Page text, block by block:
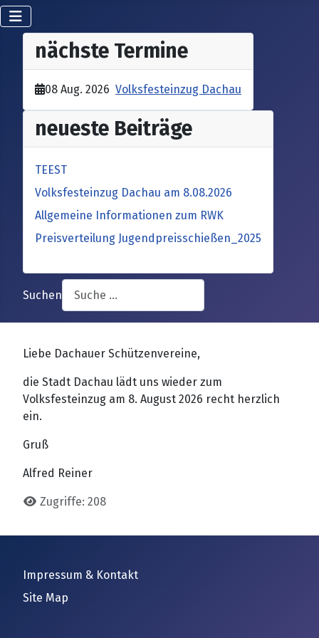
nächste Termine
08 Aug. 2026 Volksfesteinzug Dachau
neueste Beiträge
TEEST
Volksfesteinzug Dachau am 8.08.2026
Allgemeine Informationen zum RWK
Preisverteilung Jugendpreisschießen_2025
Suchen
Details
Liebe Dachauer Schützenvereine,
die Stadt Dachau lädt uns wieder zum
Volksfesteinzug am 8. August 2026 recht herzlich
ein.
Gruß
Alfred Reiner
Zugriffe: 208
Impressum & Kontakt
Site Map